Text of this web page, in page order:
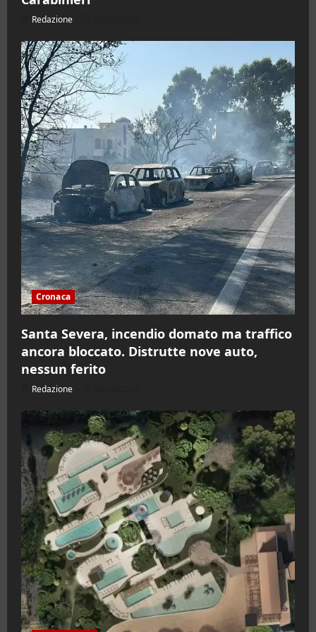
Redazione
Cronaca
Santa Severa, incendio domato ma traffico
ancora bloccato. Distrutte nove auto,
nessun ferito
Redazione